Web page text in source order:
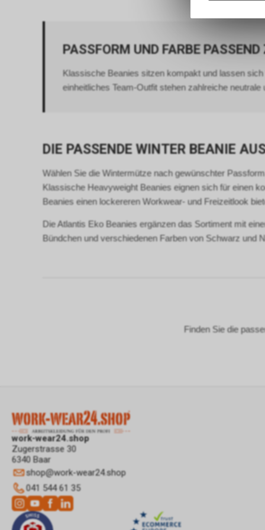
PASSFORM UND FARBE
Klassische Beanies sitzen kompakt und lassen
einheitliches Team-Outfit stehen zahlreiche
DIE PASSENDE WINTER BEANIE
Wählen Sie die Wintermütze nach gewünschter
Klassische Heavyweight Beanies eignen sich für einen
Beanies einen lockereren Workwear- und Freizeitlook
Die Atlantis Eko Beanies ergänzen das Sortiment mit
Bündchen und verschiedenen Farben von Schwarz und
Finden Sie die
work-wear24.shop
Zugerstrasse 30
6340 Baar
shop@work-wear24.shop
041 544 61 35